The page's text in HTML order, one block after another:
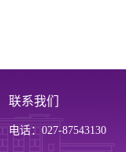
联系我们
电话：027-87543130